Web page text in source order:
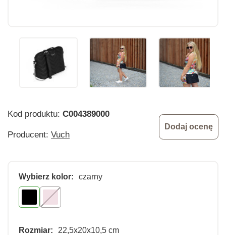
Kod produktu: C004389000
Producent: Vuch
Dodaj ocenę
Wybierz kolor: czarny
Rozmiar: 22,5x20x10,5 cm